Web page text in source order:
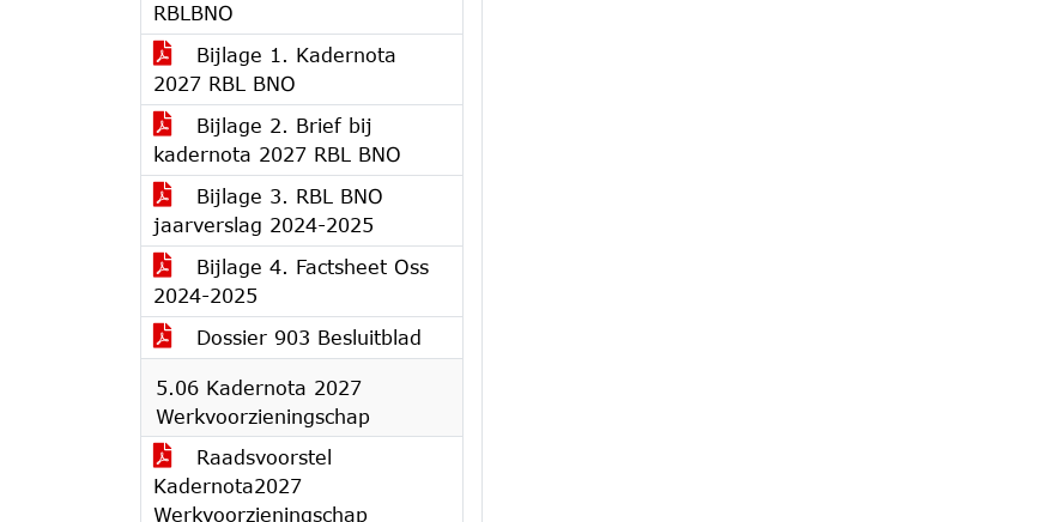
RBLBNO
Bijlage 1. Kadernota
2027 RBL BNO
Bijlage 2. Brief bij
kadernota 2027 RBL BNO
Bijlage 3. RBL BNO
jaarverslag 2024-2025
Bijlage 4. Factsheet Oss
2024-2025
Dossier 903 Besluitblad
5.06 Kadernota 2027
Werkvoorzieningschap
Raadsvoorstel
Kadernota2027
Werkvoorzieningschap